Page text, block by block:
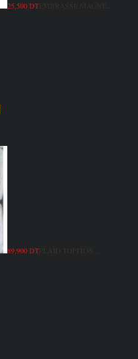
25,500 DT
89,900 DT